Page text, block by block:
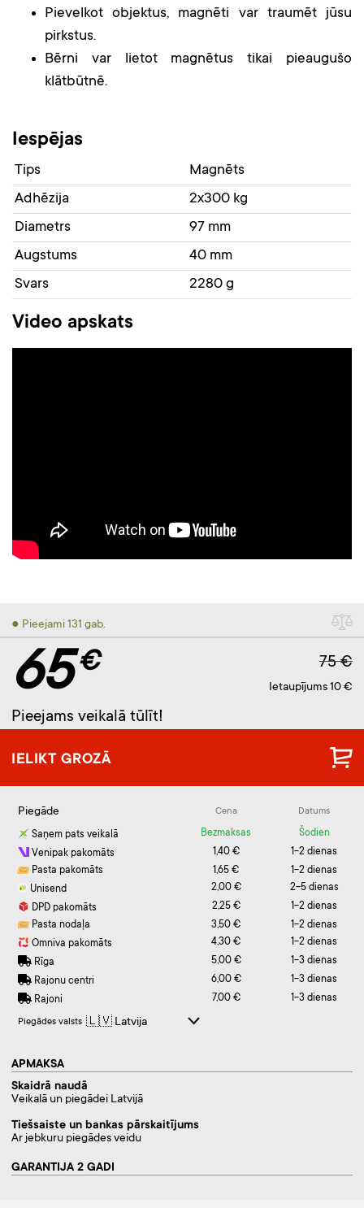
Pievelkot objektus, magnēti var traumēt jūsu
pirkstus.
Bērni var lietot magnētus tikai pieaugušo
klātbūtnē.
Iespējas
Tips
Magnēts
Adhēzija
2x300 kg
Diametrs
97 mm
Augstums
40 mm
Svars
2280 g
Video apskats
● Pieejami 131 gab.
65€ 75 €
Ietaupījums 10 €
Pieejams veikalā tūlīt!
IELIKT GROZĀ
Piegāde Cena Datums
Saņem pats veikalā Bezmaksas
Šodien
Venipak pakomāts
1,40 €
1-2 dienas
Pasta pakomāts
1,65 €
1-2 dienas
Unisend
2,00 €
2-5 dienas
DPD pakomāts
2,25 €
1-2 dienas
Pasta nodaļa
3,50 €
1-2 dienas
Omniva pakomāts
4,30 €
1-2 dienas
Rīga
5,00 €
1-3 dienas
Rajonu centri
6,00 €
1-3 dienas
Rajoni
7,00 € 1-3 dienas
Piegādes valsts
APMAKSA
Skaidrā naudā
Veikalā un piegādei Latvijā
Tiešsaiste un bankas pārskaitījums
Ar jebkuru piegādes veidu
GARANTIJA 2 GADI